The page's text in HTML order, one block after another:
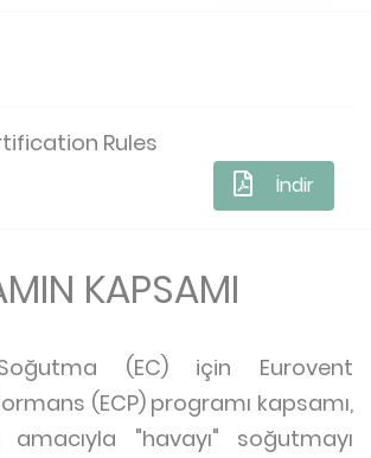
Rules
İndir
KAPSAMI
(EC) için Eurovent
(ECP) programı kapsamı,
amacıyla "havayı" soğutmayı